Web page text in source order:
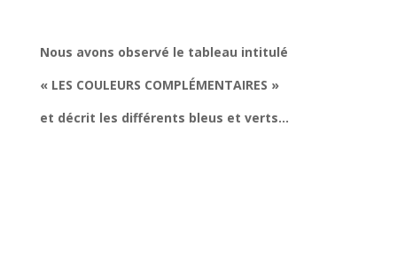
Nous avons observé le tableau intitulé
« LES COULEURS COMPLÉMENTAIRES »
et décrit les différents bleus et verts…